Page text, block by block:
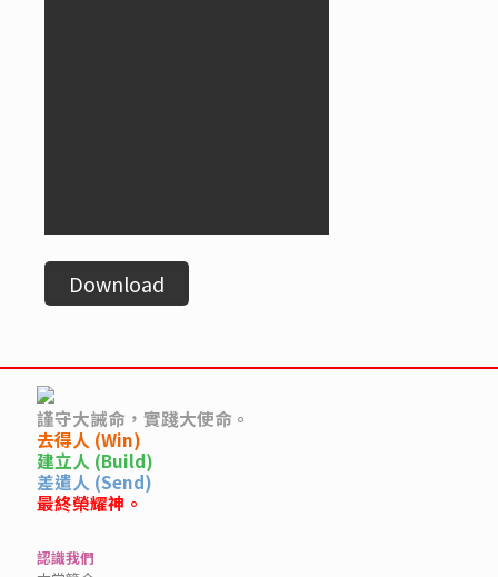
Download
謹守大誡命，實踐大使命。
去得人 (Win)
建立人 (Build)
差遣人 (Send)
最終榮耀神。
認識我們